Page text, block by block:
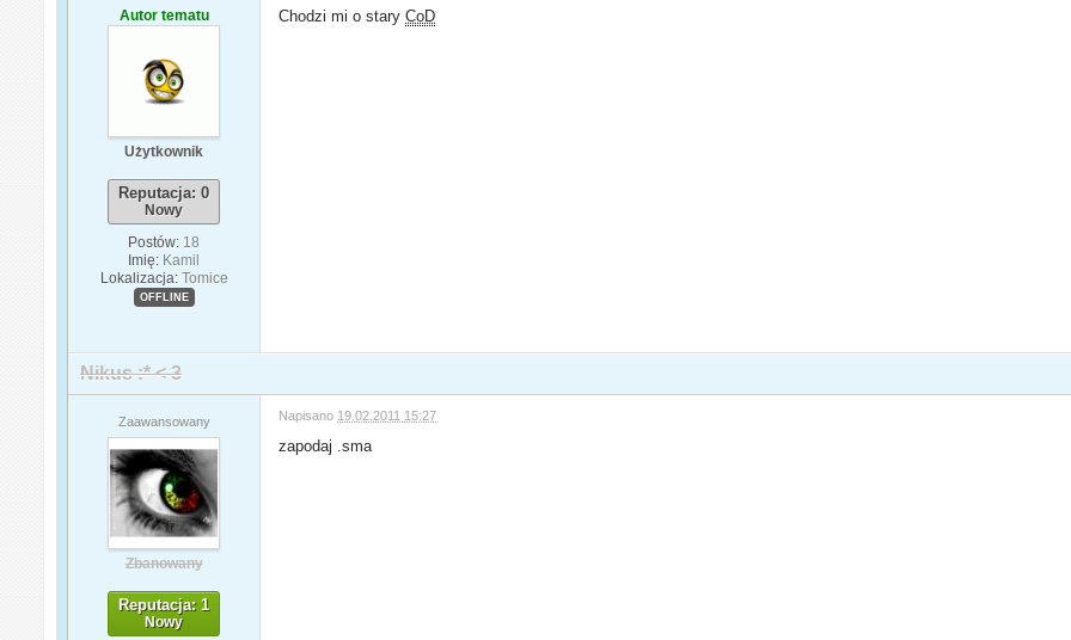
Autor tematu
Użytkownik
Reputacja: 0
Nowy
Postów: 18
Imię: Kamil
Lokalizacja: Tomice
OFFLINE
Chodzi mi o staryCoD
Nikus :* < 3
Zaawansowany
Zbanowany
Reputacja: 1
Nowy
Napisano 19.02.2011 15:27
zapodaj .sma